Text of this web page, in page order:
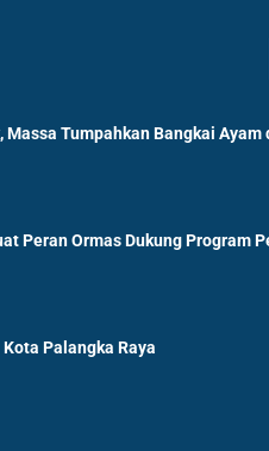
Tumpahkan Bangkai Ayam
Peran Ormas Dukung Program
Palangka Raya